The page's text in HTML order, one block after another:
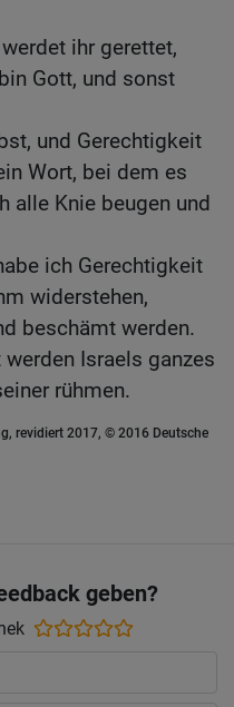
ihr gerettet,
Gott, und sonst
und Gerechtigkeit
Wort, bei dem es
alle Knie beugen und
ich Gerechtigkeit
widerstehen,
beschämt werden.
Israels ganzes
rühmen.
revidiert 2017, © 2016 Deutsche
geben?